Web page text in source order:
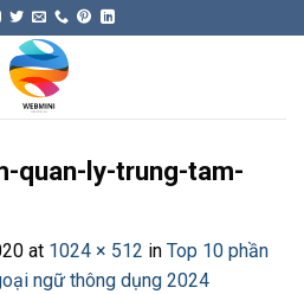
quan-ly-trung-tam-
at 1024 × 512 in Top 10 phần
ngữ thông dụng 2024